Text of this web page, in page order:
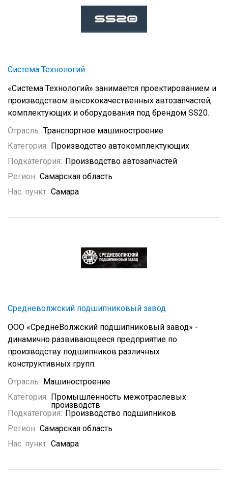
Система Технологий
«Система Технологий» занимается проектированием и
производством высококачественных автозапчастей,
комплектующих и оборудования под брендом SS20.
Отрасль: Транспортное машиностроение
Категория: Производство автокомплектующих
Подкатегория: Производство автозапчастей
Регион: Самарская область
Нас. пункт: Самара
Средневолжский подшипниковый завод
ООО «СреднеВолжский подшипниковый завод» -
динамично развивающееся предприятие по
производству подшипников различных
конструктивных групп.
Отрасль: Машиностроение
Категория: Промышленность межотраслевых
производств
Подкатегория: Производство подшипников
Регион: Самарская область
Нас. пункт: Самара